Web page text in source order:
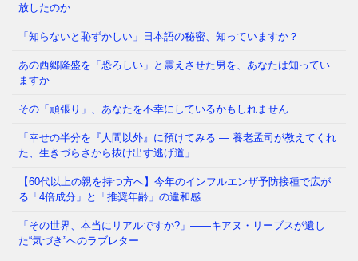
「当たり前」でした。鍵を⇒ 続きを読む
放したのか
「知らないと恥ずかしい」日本語の秘密、知っていますか？
あの西郷隆盛を「恐ろしい」と震えさせた男を、あなたは知ってい
ますか
その「頑張り」、あなたを不幸にしているかもしれません
「幸せの半分を『人間以外』に預けてみる ― 養老孟司が教えてくれ
た、生きづらさから抜け出す逃げ道」
【60代以上の親を持つ方へ】今年のインフルエンザ予防接種で広が
る「4倍成分」と「推奨年齢」の違和感
「その世界、本当にリアルですか?」——キアヌ・リーブスが遺し
た“気づき”へのラブレター